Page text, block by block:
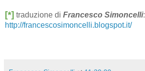
[*] traduzione di Francesco Simoncelli:
http://francescosimoncelli.blogspot.it/